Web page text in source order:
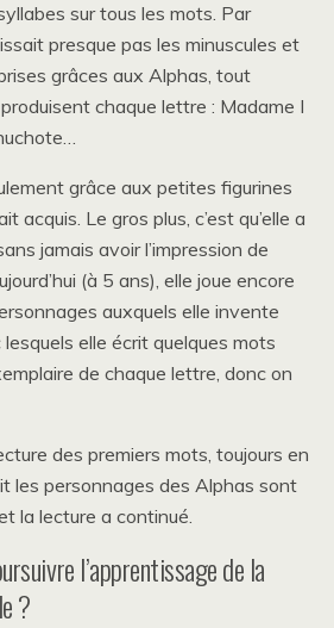
sur tous les mots. Par
presque pas les minuscules et
grâces aux Alphas, tout
chaque lettre : Madame I
grâce aux petites figurines
acquis. Le gros plus, c’est qu’elle a
jamais avoir l’impression de
(à 5 ans), elle joue encore
auxquels elle invente
elle écrit quelques mots
de chaque lettre, donc on
des premiers mots, toujours en
les personnages des Alphas sont
la lecture a continué.
l’apprentissage de la
?